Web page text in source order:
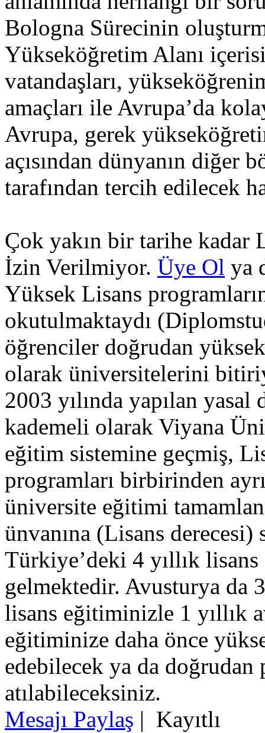
Bologna Sürecinin
Yükseköğretim Alanı
vatandaşları,
amaçları ile Avrupa’da
Avrupa, gerek
açısından dünyanın diğer
tarafından tercih edilecek
Çok yakın bir tarihe kadar
İzin Verilmiyor. Üye Ol ya
Yüksek Lisans
okutulmaktaydı
öğrenciler doğrudan yüksek
olarak üniversitelerini
2003 yılında yapılan
kademeli olarak Viyana
eğitim sistemine geçmiş,
programları birbirinden
üniversite eğitimi
ünvanına (Lisans
Türkiye’deki 4 yıllık
gelmektedir. Avusturya da
lisans eğitiminizle 1 yıllık
eğitiminize daha önce
edebilecek ya da doğrudan
atılabileceksiniz.
Mesajı Paylaş | Kayıtlı